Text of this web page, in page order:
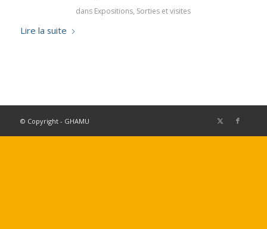
dans Expositions, Sorties et visites
Lire la suite
© Copyright - GHAMU